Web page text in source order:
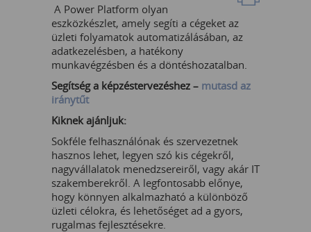
A Power Platform olyan
eszközkészlet, amely segíti a cégeket az
üzleti folyamatok automatizálásában, az
adatkezelésben, a hatékony
munkavégzésben és a döntéshozatalban.
Segítség a képzéstervezéshez – mutasd az
iránytűt
Kiknek ajánljuk:
Sokféle felhasználónak és szervezetnek
hasznos lehet, legyen szó kis cégekről,
nagyvállalatok menedzsereiről, vagy akár IT
szakemberekről. A legfontosabb előnye,
hogy könnyen alkalmazható a különböző
üzleti célokra, és lehetőséget ad a gyors,
rugalmas fejlesztésekre.